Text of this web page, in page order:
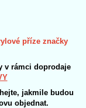
příze značky
v rámci doprodaje
jakmile budou
objednat.